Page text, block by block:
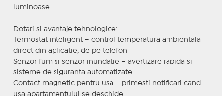
luminoase
Dotari si avantaje tehnologice:
Termostat inteligent – control temperatura ambientala
direct din aplicatie, de pe telefon
Senzor fum si senzor inundatie – avertizare rapida si
sisteme de siguranta automatizate
Contact magnetic pentru usa – primesti notificari cand
usa apartamentului se deschide